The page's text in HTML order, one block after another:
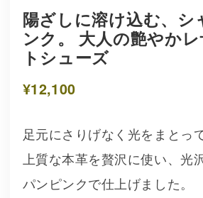
陽ざしに溶け込む、シ
ンク。 大人の艶やか
トシューズ
¥12,100
足元にさりげなく光をまとって
上質な本革を贅沢に使い、光
パンピンクで仕上げました。